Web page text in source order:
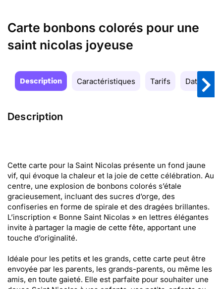
Carte bonbons colorés pour une
saint nicolas joyeuse
Description Caractéristiques Tarifs Date de
Description
Cette carte pour la Saint Nicolas présente un fond jaune
vif, qui évoque la chaleur et la joie de cette célébration. Au
centre, une explosion de bonbons colorés s’étale
gracieusement, incluant des sucres d’orge, des
confiseries en forme de spirale et des dragées brillantes.
L’inscription « Bonne Saint Nicolas » en lettres élégantes
invite à partager la magie de cette fête, apportant une
touche d’originalité.
Idéale pour les petits et les grands, cette carte peut être
envoyée par les parents, les grands-parents, ou même les
amis, en toute gaieté. Elle est parfaite pour souhaiter une